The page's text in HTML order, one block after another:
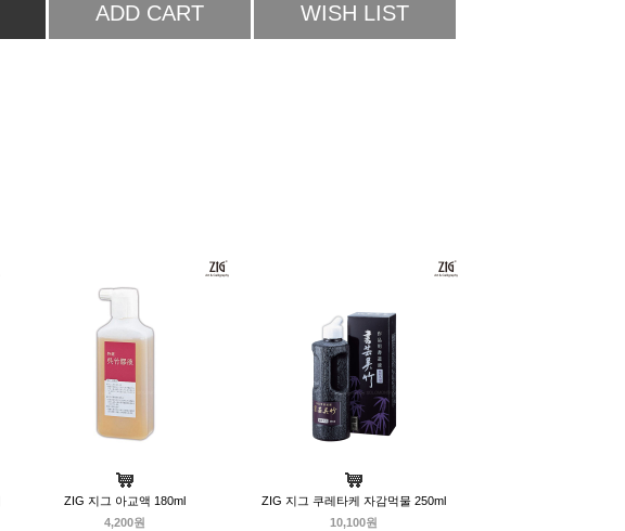
ADD CART WISH LIST
ZIG 지그 아교액 180ml
4,200원
ZIG 지그 쿠레타케 자감먹물 250ml
10,100원